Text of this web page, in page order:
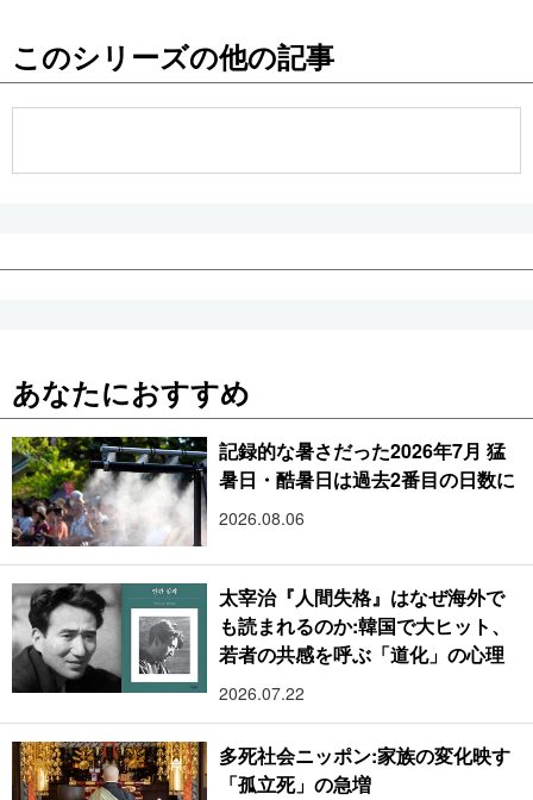
お知らせ
このシリーズの他の記事
あなたにおすすめ
記録的な暑さだった2026年7月 猛
暑日・酷暑日は過去2番目の日数に
2026.08.06
太宰治『人間失格』はなぜ海外で
も読まれるのか:韓国で大ヒット、
若者の共感を呼ぶ「道化」の心理
2026.07.22
多死社会ニッポン:家族の変化映す
「孤立死」の急増